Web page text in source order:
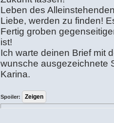
Leben des
Liebe, werden zu finden!
Fertig groben
ist!
Ich warte deinen Brief mit
wunsche ausgezeichnete
Karina.
Spoiler: